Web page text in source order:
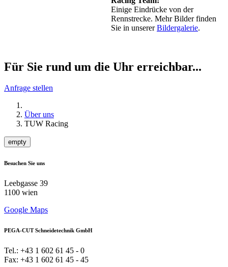
Einige Eindrücke von der
Rennstrecke. Mehr Bilder finden
Sie in unsererBildergalerie.
Für Sie rund um die Uhr erreichbar...
Anfrage stellen
Über uns
TUW Racing
empty
Besuchen Sie uns
Leebgasse 39
1100 wien
Google Maps
PEGA-CUT Schneidetechnik GmbH
Tel.: +43 1 602 61 45 - 0
Fax: +43 1 602 61 45 - 45